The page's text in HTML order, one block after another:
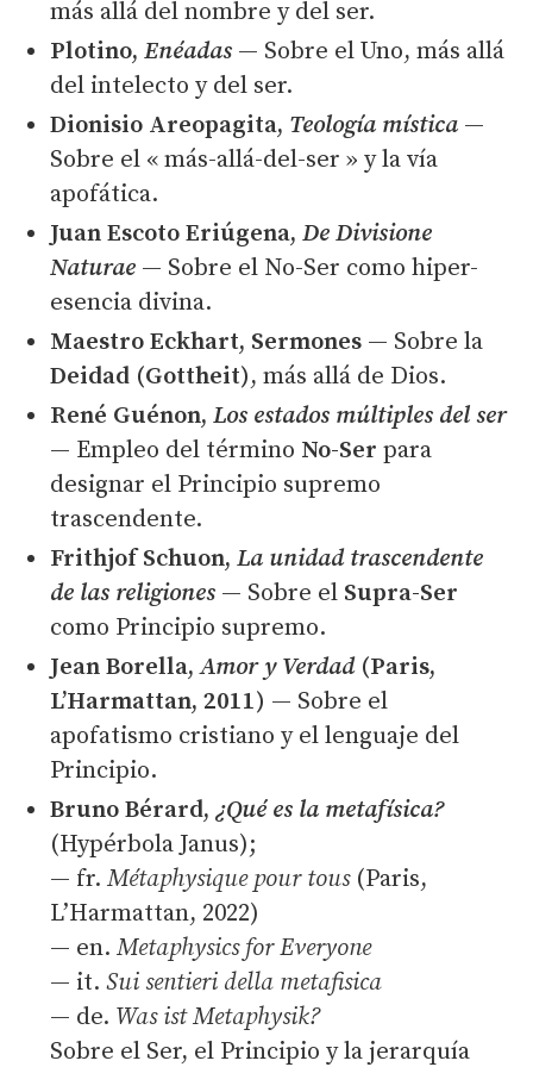
más allá del nombre y del ser.
Plotino, Enéadas— Sobre el Uno, más allá
del intelecto y del ser.
Dionisio Areopagita, Teología mística—
Sobre el « más-allá-del-ser » y la vía
apofática.
Juan Escoto Eriúgena, De Divisione
Naturae— Sobre el No-Ser como hiper-
esencia divina.
Maestro Eckhart, Sermones— Sobre la
Deidad (Gottheit), más allá de Dios.
René Guénon, Los estados múltiples del ser
— Empleo del término No-Ser para
designar el Principio supremo
trascendente.
Frithjof Schuon, La unidad trascendente
de las religiones— Sobre el Supra-Ser
como Principio supremo.
Jean Borella,Amor y Verdad(Paris,
L’Harmattan, 2011) — Sobre el
apofatismo cristiano y el lenguaje del
Principio.
Bruno Bérard, ¿Qué es la metafísica?
(Hypérbola Janus);
— fr. Métaphysique pour tous(Paris,
L’Harmattan, 2022)
— en. Metaphysics for Everyone
— it. Sui sentieri della metafisica
— de. Was ist Metaphysik?
Sobre el Ser, el Principio y la jerarquía